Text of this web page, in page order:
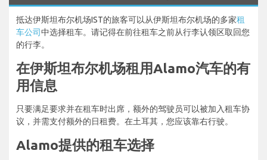
抵达伊斯坦布尔机场IST的旅客可以从伊斯坦布尔机场的多家租
车公司中选择租车。请记得在前往租车之前从行李认领区取回您
的行李。
在伊斯坦布尔机场租用Alamo汽车的有
用信息
只要满足要求并在租车时出席，额外的驾驶员可以被加入租车协
议，并需支付额外的日租费。在土耳其，您应该靠右行驶。
Alamo提供的租车选择